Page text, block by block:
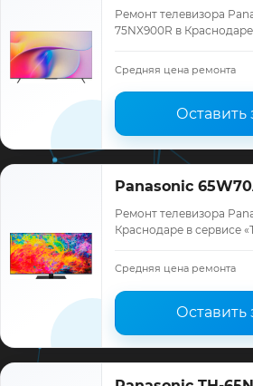
Ремонт телевизора
75NX900R в
Panasonic, смета до
гарантия до 12 мес…
Средняя цена ремонта
Оставить
Panasonic
Ремонт телевизора
Краснодаре в сервисе
ремонта, запчасти и
месяце…
Средняя цена ремонта
Оставить